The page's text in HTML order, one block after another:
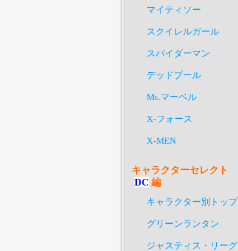
マイティソー
スクイレルガール
スパイダーマン
デッドプール
Ms.マーベル
X-フォース
X-MEN
キャラクターセレクト
DC 編
キャラクター別トップ
グリーンランタン
ジャスティス・リーグ